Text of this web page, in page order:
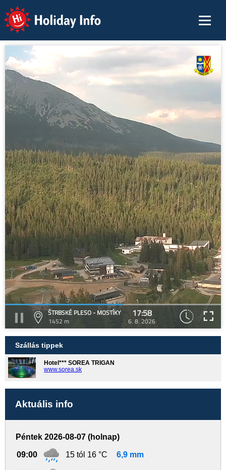
Holiday Info
ŠTRBSKÉ PLESO - MOSTÍKY
1452 m
17:58
6. 8. 2026
Szállás tippek
Hotel*** SOREA TRIGAN
www.sorea.sk
Aktuális info
Péntek 2026-08-07 (holnap)
09:00 15 tól 16 °C 6,9 mm